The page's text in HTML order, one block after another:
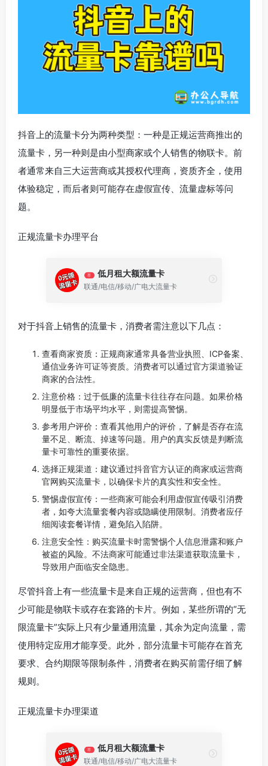
抖音上的流量卡分为两种类型：一种是正规运营商推出的
流量卡，另一种则是由小型商家或个人销售的物联卡。前
者通常来自三大运营商或其授权代理商，资质齐全，使用
体验稳定，而后者则可能存在虚假宣传、流量虚标等问
题。
正规流量卡办理平台
荐 低月租大额流量卡
联通/电信/移动/广电大流量卡
对于抖音上销售的流量卡，消费者需注意以下几点：
查看商家资质：正规商家通常具备营业执照、ICP备案、
通信业务许可证等资质。消费者可以通过官方渠道验证
商家的合法性。
注意价格：过于低廉的流量卡往往存在问题。如果价格
明显低于市场平均水平，则需提高警惕。
参考用户评价：查看其他用户的评价，了解是否存在流
量不足、断流、掉速等问题。用户的真实反馈是判断流
量卡可靠性的重要依据。
选择正规渠道：建议通过抖音官方认证的商家或运营商
官网购买流量卡，以确保卡片的真实性和安全性。
警惕虚假宣传：一些商家可能会利用虚假宣传吸引消费
者，如夸大流量套餐内容或隐瞒使用限制。消费者应仔
细阅读套餐详情，避免陷入陷阱。
注意安全性：购买流量卡时需警惕个人信息泄露和账户
被盗的风险。不法商家可能通过非法渠道获取流量卡，
导致用户面临安全隐患。
尽管抖音上有一些流量卡是来自正规的运营商，但也有不
少可能是物联卡或存在套路的卡片。例如，某些所谓的“无
限流量卡”实际上只有少量通用流量，其余为定向流量，需
使用特定应用才能享受。此外，部分流量卡可能存在首充
要求、合约期限等限制条件，消费者在购买前需仔细了解
规则。
正规流量卡办理渠道
荐 低月租大额流量卡
联通/电信/移动/广电大流量卡